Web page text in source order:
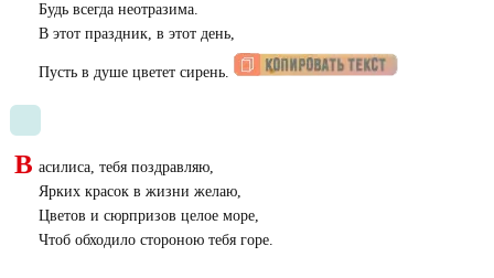
Будь всегда неотразима.
В этот праздник, в этот день,
Пусть в душе цветет сирень.
В асилиса, тебя поздравляю,
Ярких красок в жизни желаю,
Цветов и сюрпризов целое море,
Чтоб обходило стороною тебя горе.